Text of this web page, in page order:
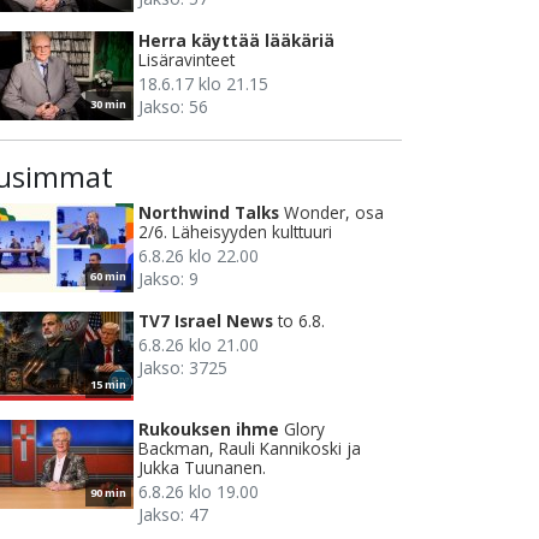
30 min
Herra käyttää lääkäriä
Lisäravinteet
18.6.17 klo 21.15
Jakso: 56
60 min
Northwind Talks Wonder, osa
2/6. Läheisyyden kulttuuri
6.8.26 klo 22.00
Jakso: 9
15 min
TV7 Israel News to 6.8.
6.8.26 klo 21.00
Jakso: 3725
90 min
Rukouksen ihme Glory
Backman, Rauli Kannikoski ja
Jukka Tuunanen.
6.8.26 klo 19.00
Jakso: 47